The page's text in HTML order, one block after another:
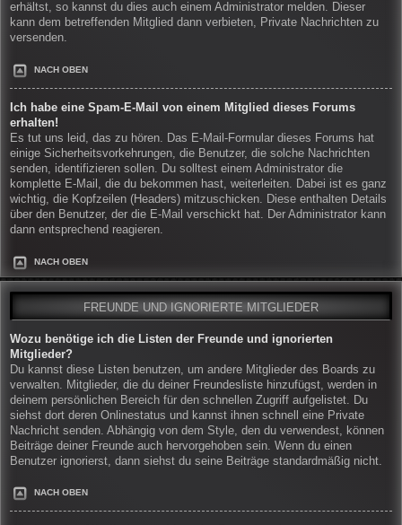
erhältst, so kannst du dies auch einem Administrator melden. Dieser
kann dem betreffenden Mitglied dann verbieten, Private Nachrichten zu
versenden.
NACH OBEN
Ich habe eine Spam-E-Mail von einem Mitglied dieses Forums
erhalten!
Es tut uns leid, das zu hören. Das E-Mail-Formular dieses Forums hat
einige Sicherheitsvorkehrungen, die Benutzer, die solche Nachrichten
senden, identifizieren sollen. Du solltest einem Administrator die
komplette E-Mail, die du bekommen hast, weiterleiten. Dabei ist es ganz
wichtig, die Kopfzeilen (Headers) mitzuschicken. Diese enthalten Details
über den Benutzer, der die E-Mail verschickt hat. Der Administrator kann
dann entsprechend reagieren.
NACH OBEN
FREUNDE UND IGNORIERTE MITGLIEDER
Wozu benötige ich die Listen der Freunde und ignorierten
Mitglieder?
Du kannst diese Listen benutzen, um andere Mitglieder des Boards zu
verwalten. Mitglieder, die du deiner Freundesliste hinzufügst, werden in
deinem persönlichen Bereich für den schnellen Zugriff aufgelistet. Du
siehst dort deren Onlinestatus und kannst ihnen schnell eine Private
Nachricht senden. Abhängig von dem Style, den du verwendest, können
Beiträge deiner Freunde auch hervorgehoben sein. Wenn du einen
Benutzer ignorierst, dann siehst du seine Beiträge standardmäßig nicht.
NACH OBEN